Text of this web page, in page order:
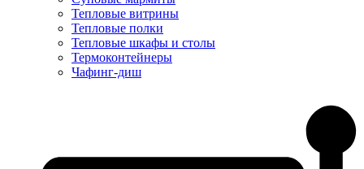
Тепловые витрины
Тепловые полки
Тепловые шкафы и столы
Термоконтейнеры
Чафинг-диш